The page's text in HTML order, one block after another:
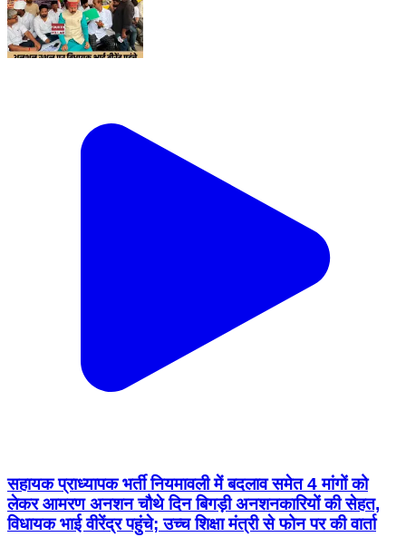
सहायक प्राध्यापक भर्ती नियमावली में बदलाव समेत 4 मांगों को
लेकर आमरण अनशन चौथे दिन बिगड़ी अनशनकारियों की सेहत,
विधायक भाई वीरेंद्र पहुंचे; उच्च शिक्षा मंत्री से फोन पर की वार्ता